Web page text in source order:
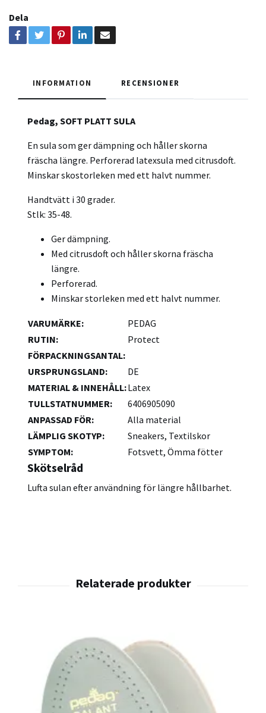
Dela
INFORMATION RECENSIONER
Pedag, SOFT PLATT SULA
En sula som ger dämpning och håller skorna
fräscha längre. Perforerad latexsula med citrusdoft.
Minskar skostorleken med ett halvt nummer.
Handtvätt i 30 grader.
Stlk: 35-48.
Ger dämpning.
Med citrusdoft och håller skorna fräscha
längre.
Perforerad.
Minskar storleken med ett halvt nummer.
VARUMÄRKE:
PEDAG
RUTIN:
Protect
FÖRPACKNINGSANTAL:
URSPRUNGSLAND:
DE
MATERIAL & INNEHÅLL:Latex
TULLSTATNUMMER:
6406905090
ANPASSAD FÖR:
Alla material
LÄMPLIG SKOTYP:
Sneakers, Textilskor
SYMPTOM: Fotsvett, Ömma fötter
Skötselråd
Lufta sulan efter användning för längre hållbarhet.